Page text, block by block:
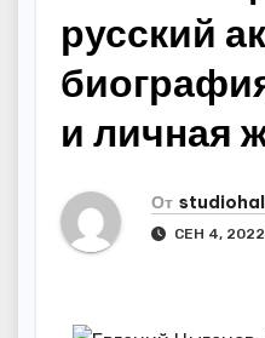
русский
и личная
От
СЕН 4, 2022